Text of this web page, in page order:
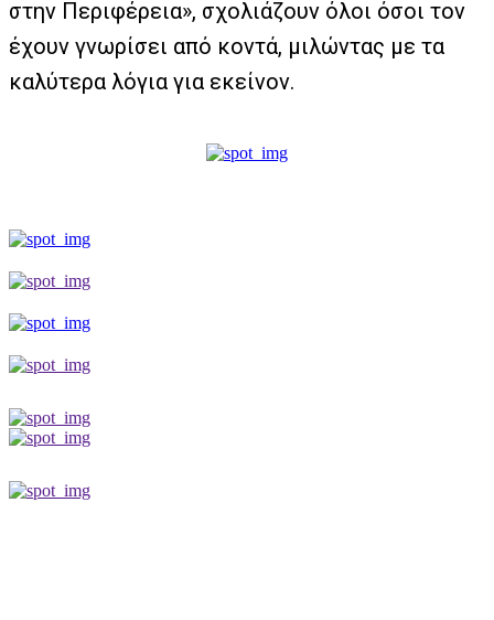
στην Περιφέρεια», σχολιάζουν όλοι όσοι τον
έχουν γνωρίσει από κοντά, μιλώντας με τα
καλύτερα λόγια για εκείνον.